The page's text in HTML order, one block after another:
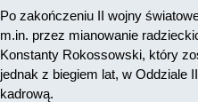
Po zakończeniu II wojny
m.in. przez mianowanie
Konstanty Rokossowski, który
jednak z biegiem lat, w Oddziale
kadrową.